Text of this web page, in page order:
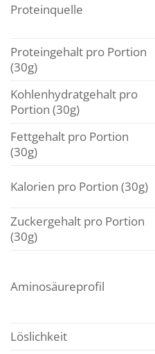
Proteinquelle
Proteingehalt pro Portion
(30g)
Kohlenhydratgehalt pro
Portion (30g)
Fettgehalt pro Portion
(30g)
Kalorien pro Portion (30g)
Zuckergehalt pro Portion
(30g)
Aminosäureprofil
Löslichkeit